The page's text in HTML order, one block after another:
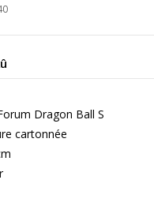
Dragon Ball S
cartonnée